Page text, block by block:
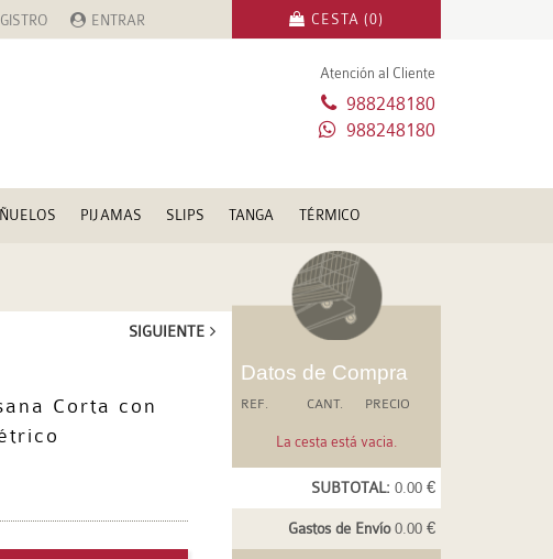
ENTRAR CESTA (0)
Atención al Cliente
988248180
988248180
PIJAMAS SLIPS TANGA TÉRMICO
SIGUIENTE
Corta con
Datos de Compra
REF. CANT. PRECIO
La cesta está vacia.
SUBTOTAL: 0.00 €
Gastos de Envío0.00 €